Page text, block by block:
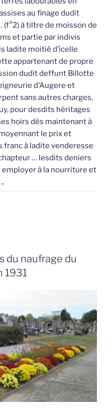
au finage dudit
à tiltre de moisson de
et partie par indivis
ladite moitié d’icelle
appartenant de propre
dudit deffunt Billotte
d’Augere et
sans autres charges,
pour desdits héritages
hoirs dès maintenant à
le prix et
franc à ladite venderesse
… lesdits deniers
employer à la nourriture et
du naufrage du
1931